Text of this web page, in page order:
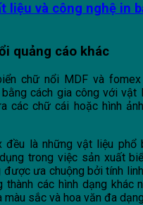
liệu và công nghệ in
quảng cáo khác
chữ nổi MDF và
cách gia công với vật
các chữ cái hoặc hình
đều là những vật liệu phổ
trong việc sản xuất
được ưa chuộng bởi tính
các hình dạng khác
sắc và hoa văn đa